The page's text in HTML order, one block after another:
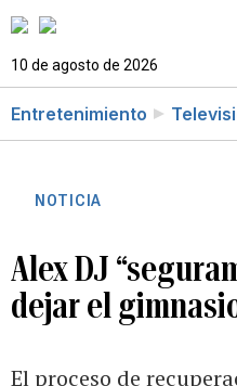
10 de agosto de 2026
Entretenimiento
NOTICIA
Alex DJ
dejar el
El proceso de